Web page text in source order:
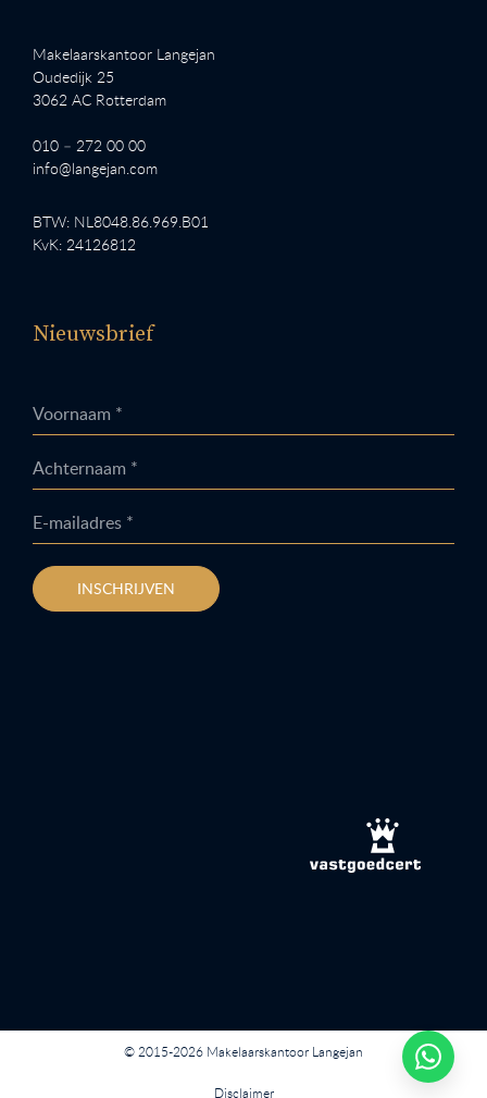
Makelaarskantoor Langejan
Oudedijk 25
3062 AC Rotterdam
010 – 272 00 00
info@langejan.com
BTW: NL8048.86.969.B01
KvK: 24126812
Nieuwsbrief
Voornaam *
Achternaam *
E-mailadres *
INSCHRIJVEN
© 2015-2026 Makelaarskantoor Langejan
Disclaimer